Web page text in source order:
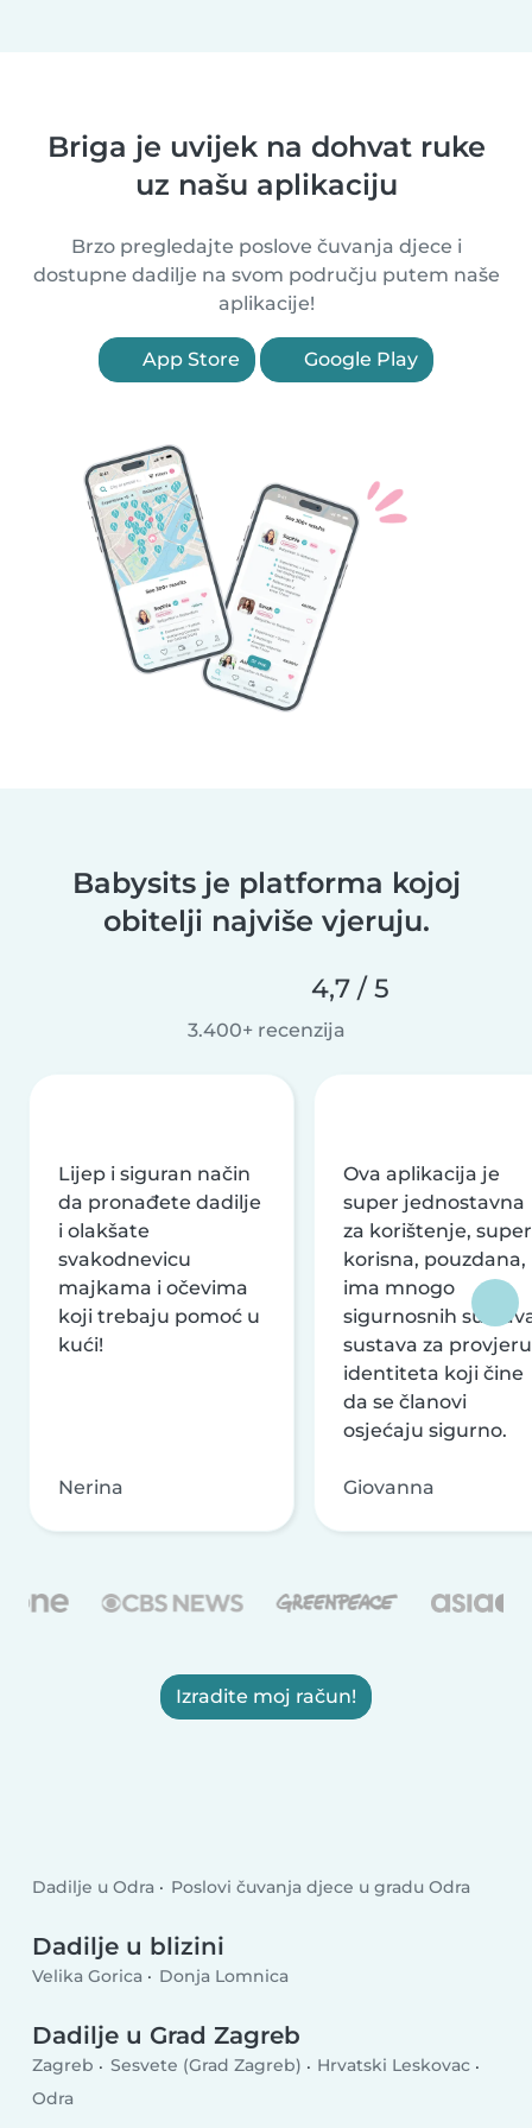
Briga je uvijek na dohvat ruke
uz našu aplikaciju
Brzo pregledajte poslove čuvanja djece i
dostupne dadilje na svom području putem naše
aplikacije!
App Store Google Play
Babysits je platforma kojoj
obitelji najviše vjeruju.
4,7 / 5
3.400+ recenzija
Lijep i siguran način
da pronađete dadilje
i olakšate
svakodnevicu
majkama i očevima
koji trebaju pomoć u
kući!
Nerina
Ova aplikacija je
super jednostavna
za korištenje, super
korisna, pouzdana,
ima mnogo
sigurnosnih
sustava za provjeru
identiteta koji čine
da se članovi
osjećaju sigurno.
Giovanna
Izradite moj račun!
Dadilje u Odra Poslovi čuvanja djece u gradu Odra
Dadilje u blizini
Velika Gorica Donja Lomnica
Dadilje u Grad Zagreb
Zagreb Sesvete (Grad Zagreb)
Hrvatski Leskovac
Odra